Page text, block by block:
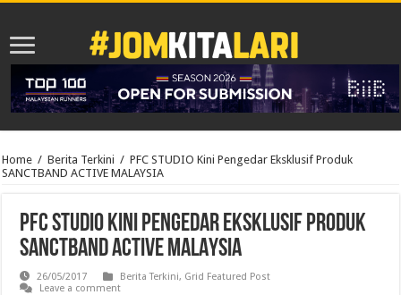
Home / Berita Terkini / PFC STUDIO Kini Pengedar Eksklusif Produk
SANCTBAND ACTIVE MALAYSIA
PFC STUDIO Kini Pengedar Eksklusif Produk
SANCTBAND ACTIVE MALAYSIA
26/05/2017 Berita Terkini, Grid Featured Post
Leave a comment